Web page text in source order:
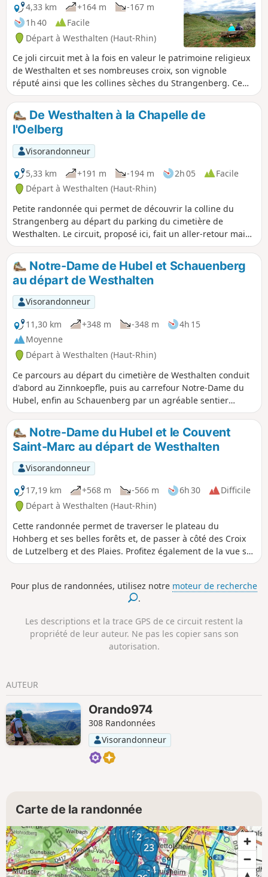
4,33 km
+164 m
-167 m
1h 40
Facile
Départ à Westhalten (Haut-Rhin)
Ce joli circuit met à la fois en valeur le patrimoine religieux
de Westhalten et ses nombreuses croix, son vignoble
réputé ainsi que les collines sèches du Strangenberg. Ce
dernier est un espace naturel remarquable qui accueille
notamment plusieurs types d’orchidées, des géraniums
sanguins, des tulipes sauvages et muscaris, ainsi que, pour
la faune, des huppes fasciés, des lézards verts et des
vipères. De nombreuses vues et panoramas sur le village, le
massif du Grand et du Petit Ballon, la plaine d'Alsace et la
Forêt-Noire s'offrent au regard des promeneurs. Important :
le parcours s'effectue essentiellement à découvert, n'oubliez
donc pas chapeau, casquette et de quoi s'hydrater !
De Westhalten à la Chapelle de
l'Oelberg
Visorandonneur
5,33 km
+191 m -194 m 2h 05
Facile
Départ à Westhalten (Haut-Rhin)
Petite randonnée qui permet de découvrir la colline du
Strangenberg au départ du parking du cimetière de
Westhalten. Le circuit, proposé ici, fait un aller-retour mais
on trouvera aisément des variantes pour le retour, en
particulier au sommet de la colline.
Notre-Dame de Hubel et Schauenberg
au départ de Westhalten
Visorandonneur
11,30 km
+348 m -348 m
4h 15
Moyenne
Départ à Westhalten (Haut-Rhin)
Ce parcours au départ du cimetière de Westhalten conduit
d'abord au Zinnkoepfle, puis au carrefour Notre-Dame du
Hubel, enfin au Schauenberg par un agréable sentier
forestier. On pourra revenir par le même chemin, ou opter
de se diriger vers l'autre colline, le Strangenberg.
Notre-Dame du Hubel et le Couvent
Saint-Marc au départ de Westhalten
Visorandonneur
17,19 km
+568 m -566 m 6h 30
Difficile
Départ à Westhalten (Haut-Rhin)
Cette randonnée permet de traverser le plateau du
Hohberg et ses belles forêts et, de passer à côté des Croix
de Lutzelberg et des Plaies. Profitez également de la vue sur
la plaine avant Notre-Dame du Hubel et de la beauté de la
Pour plus de randonnées, utilisez notre moteur de recherche
.
Les descriptions et la trace GPS de ce circuit restent la
propriété de leur auteur. Ne pas les copier sans son
autorisation.
AUTEUR
Orando974
308 Randonnées
Visorandonneur
Carte de la randonnée
10
11
12
13
14
15
161718
19202122
23
24
25